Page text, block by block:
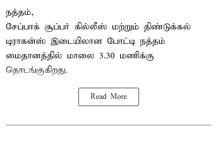
நத்தம்,
சேப்பாக் சூப்பர் கில்லீஸ் மற்றும் திண்டுக்கல்
டிராகன்ஸ் இடையிலான போட்டி நத்தம்
மைதானத்தில் மாலை 3.30 மணிக்கு
தொடங்குகிறது.
Read More